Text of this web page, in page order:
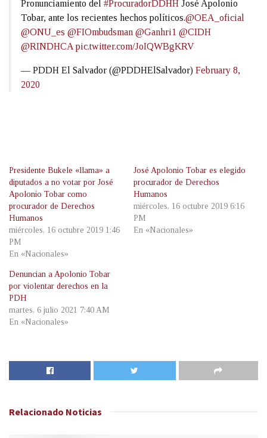
Pronunciamiento del #ProcuradorDDHH José Apolonio
Tobar, ante los recientes hechos políticos.@OEA_oficial
@ONU_es @FIOmbudsman @Ganhri1 @CIDH
@RINDHCA pic.twitter.com/JoIQWBgKRV
— PDDH El Salvador (@PDDHElSalvador) February 8,
2020
Presidente Bukele «llama» a
diputados a no votar por José
Apolonio Tobar como
procurador de Derechos
Humanos
miércoles, 16 octubre 2019 1:46
PM
En «Nacionales»
José Apolonio Tobar es elegido
procurador de Derechos
Humanos
miércoles, 16 octubre 2019 6:16
PM
En «Nacionales»
Denuncian a Apolonio Tobar
por violentar derechos en la
PDH
martes, 6 julio 2021 7:40 AM
En «Nacionales»
Relacionado Noticias